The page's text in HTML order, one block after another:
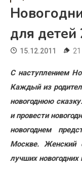
Свадьба
Жизнь
Хобби
Красота
Недвижимость
для
15.12.2011
С наступлением
Каждый из
новогоднюю
и провести
новогоднем
Москве. Женский
лучших